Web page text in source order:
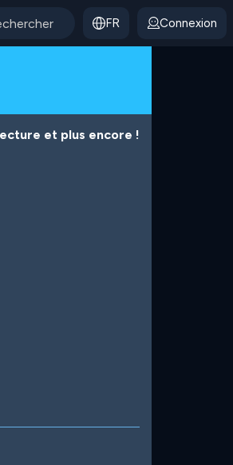
FR Connexion
et plus encore !